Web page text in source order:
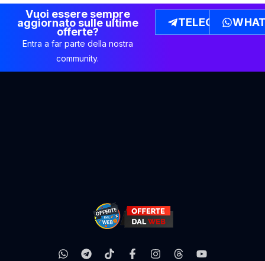
Vuoi essere sempre
aggiornato sulle ultime
offerte?
Entra a far parte della nostra
community.
TELEGRAM